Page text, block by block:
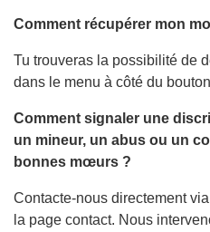
Comment récupérer mon
Tu trouveras la possibilité de
dans le menu à côté du
Comment signaler une
un mineur, un abus ou un
bonnes mœurs ?
Contacte-nous directement
la page contact. Nous